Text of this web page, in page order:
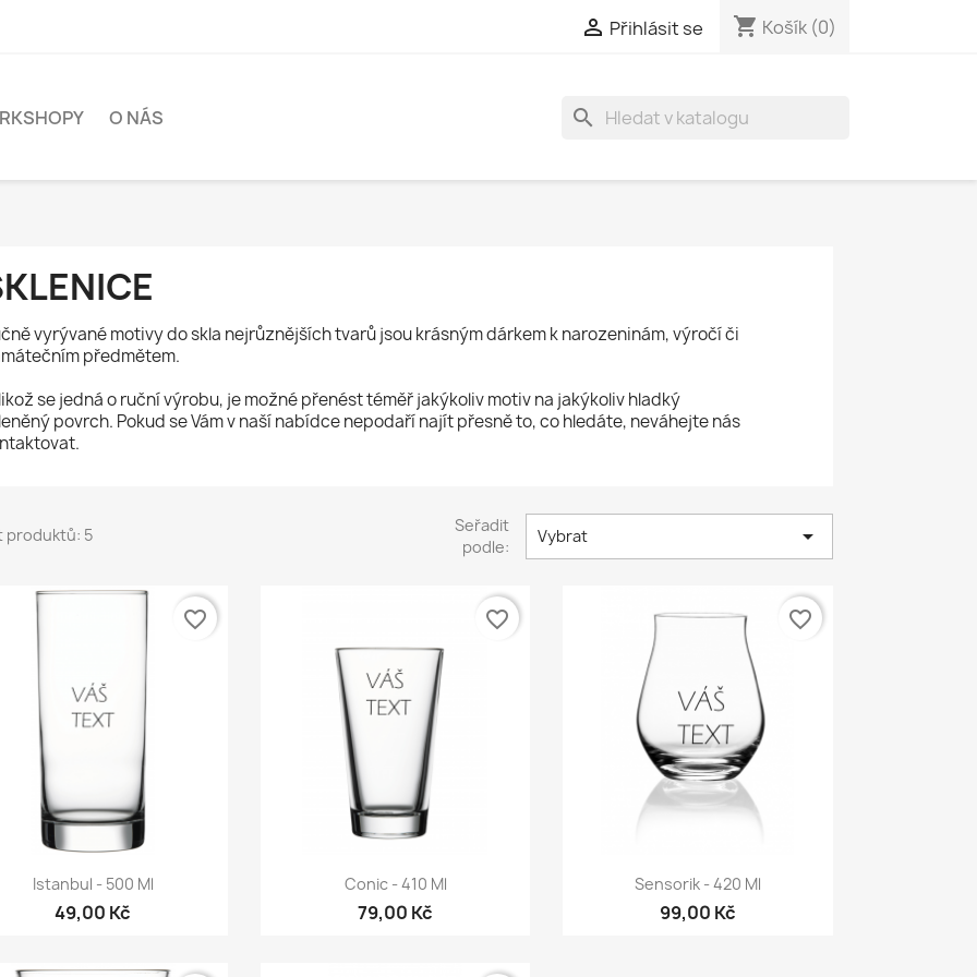
 Přihlásit se shopping_cart Košík (0)
O NÁS search
vyrývané motivy do skla nejrůznějších tvarů jsou krásným dárkem k narozeninám, výročí či
předmětem.
se jedná o ruční výrobu, je možné přenést téměř jakýkoliv motiv na jakýkoliv hladký
povrch. Pokud se Vám v naší nabídce nepodaří najít přesně to, co hledáte, neváhejte nás
produktů: 5
Seřadit
podle:
Vybrat 
Rychlý náhled
Istanbul - 500 Ml
49,00 Kč
favorite_border
Rychlý náhled
Conic - 410 Ml
79,00 Kč
favorite_border
Rychlý náhled
Sensorik - 420 Ml
99,00 Kč
favorite_border